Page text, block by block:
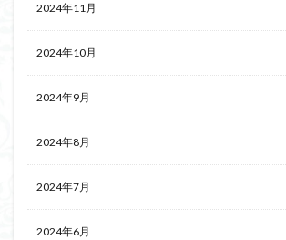
2024年11月
2024年10月
2024年9月
2024年8月
2024年7月
2024年6月